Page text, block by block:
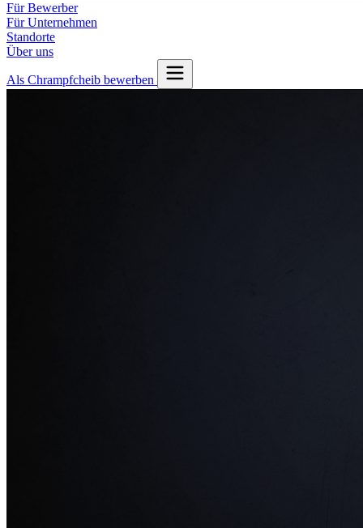
Für Bewerber
Für Unternehmen
Standorte
Über uns
Als Chrampfcheib bewerben